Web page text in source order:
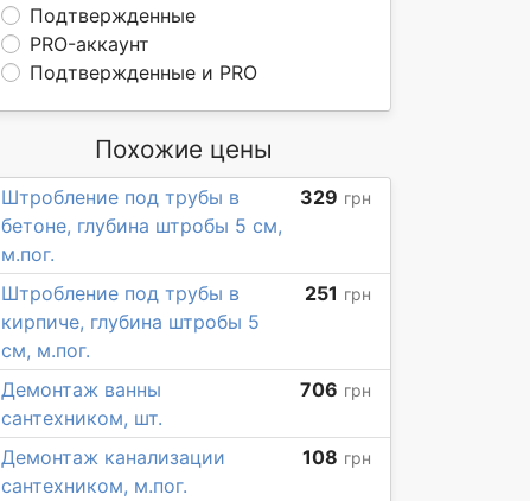
Подтвержденные
PRO-аккаунт
Подтвержденные и PRO
Похожие цены
Штробление под трубы в
бетоне, глубина штробы 5 см,
м.пог.
329 грн
Штробление под трубы в
кирпиче, глубина штробы 5
см, м.пог.
251 грн
Демонтаж ванны
сантехником, шт.
706 грн
Демонтаж канализации
сантехником, м.пог.
108 грн